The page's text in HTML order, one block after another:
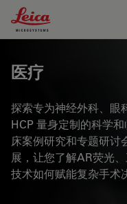
Leica Microsystems
医疗
探索专为神经外科、眼
HCP 量身定制的科学
床案例研究和专题研讨
展，让您了解AR荧光
技术如何赋能复杂手术